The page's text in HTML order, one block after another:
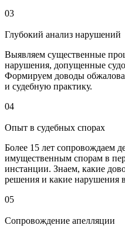
03
Глубокий анализ нарушений
Выявляем существенные
нарушения, допущенные
Формируем доводы
и судебную практику.
04
Опыт в судебных спорах
Более 15 лет сопровождаем
имущественным спорам в
инстанции. Знаем, какие
решения и какие нарушения
05
Сопровождение апелляции